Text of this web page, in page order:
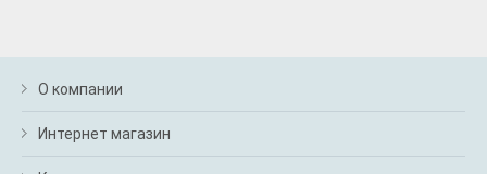
О компании
Интернет магазин